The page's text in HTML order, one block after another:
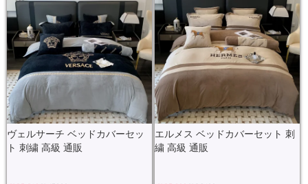
ヴェルサーチ ベッドカバーセッ
ト 刺繍 高級 通販
エルメス ベッドカバーセット 刺
繍 高級 通販